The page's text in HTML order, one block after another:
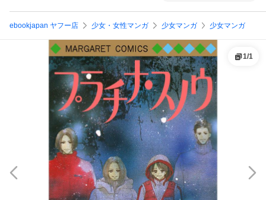
ebookjapan ヤフー店 少女・女性マンガ 少女マンガ 少女マンガ
1/1